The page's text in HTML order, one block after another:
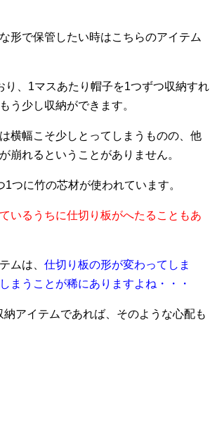
形で保管したい時はこちらのアイテム
り、1マスあたり帽子を1つずつ収納すれ
う少し収納ができます。
横幅こそ少しとってしまうものの、他
崩れるということがありません。
1つに竹の芯材が使われています。
いるうちに仕切り板がへたることもあ
ムは、 仕切り板の形が変わってしま
まうことが稀にありますよね・・・
アイテムであれば、そのような心配も